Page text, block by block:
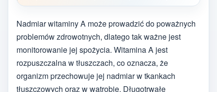
Nadmiar witaminy A może prowadzić do poważnych
problemów zdrowotnych, dlatego tak ważne jest
monitorowanie jej spożycia. Witamina A jest
rozpuszczalna w tłuszczach, co oznacza, że
organizm przechowuje jej nadmiar w tkankach
tłuszczowych oraz w wątrobie. Długotrwałe